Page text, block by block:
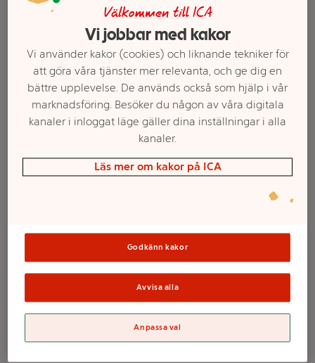
Skrubbsvamp
med grepp Pro
Clean 3-p Vileda
Välj butik och handla
Välkommen till ICA
Vi jobbar med kakor
Vi använder kakor (cookies) och liknande tekniker för
att göra våra tjänster mer relevanta, och ge dig en
bättre upplevelse. De används också som hjälp i vår
marknadsföring. Besöker du någon av våra digitala
kanaler i inloggat läge gäller dina inställningar i alla
kanaler.
Läs mer om kakor på ICA
Godkänn kakor
Avvisa alla
Anpassa val